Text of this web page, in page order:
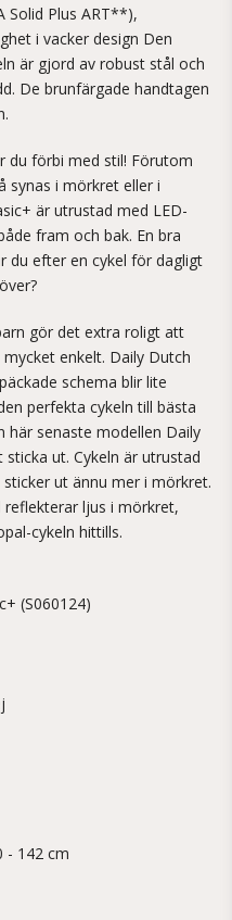
Solid Plus ART**),
i vacker design Den
är gjord av robust stål och
De brunfärgade handtagen
du förbi med stil! Förutom
synas i mörkret eller i
är utrustad med LED-
fram och bak. En bra
du efter en cykel för dagligt
gör det extra roligt att
enkelt. Daily Dutch
schema blir lite
perfekta cykeln till bästa
här senaste modellen Daily
ut. Cykeln är utrustad
ut ännu mer i mörkret.
ljus i mörkret,
cykeln hittills.
(S060124)
- 142 cm